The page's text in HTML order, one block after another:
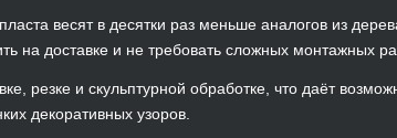
весят в десятки раз меньше аналогов из
на доставке и не требовать сложных монтажных
резке и скульптурной обработке, что даёт
декоративных узоров.